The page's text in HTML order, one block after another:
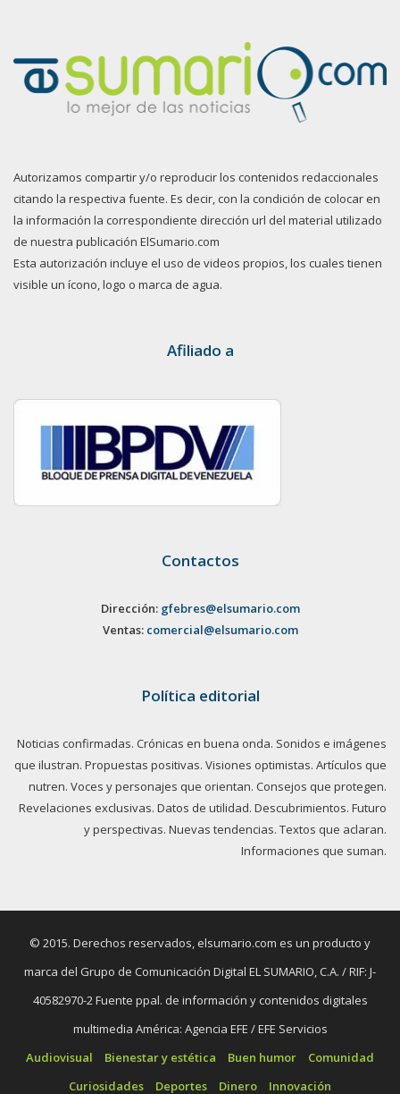
Autorizamos compartir y/o reproducir los contenidos redaccionales
citando la respectiva fuente. Es decir, con la condición de colocar en
la información la correspondiente dirección url del material utilizado
de nuestra publicación ElSumario.com
Esta autorización incluye el uso de videos propios, los cuales tienen
visible un ícono, logo o marca de agua.
Afiliado a
Contactos
Dirección: gfebres@elsumario.com
Ventas: comercial@elsumario.com
Política editorial
Noticias confirmadas. Crónicas en buena onda. Sonidos e imágenes
que ilustran. Propuestas positivas. Visiones optimistas. Artículos que
nutren. Voces y personajes que orientan. Consejos que protegen.
Revelaciones exclusivas. Datos de utilidad. Descubrimientos. Futuro
y perspectivas. Nuevas tendencias. Textos que aclaran.
Informaciones que suman.
© 2015. Derechos reservados, elsumario.com es un producto y
marca del Grupo de Comunicación Digital EL SUMARIO, C.A. / RIF: J-
40582970-2 Fuente ppal. de información y contenidos digitales
multimedia América: Agencia EFE / EFE Servicios
Audiovisual
Bienestar y estética Buen humor
Comunidad
Curiosidades
Deportes Dinero Innovación